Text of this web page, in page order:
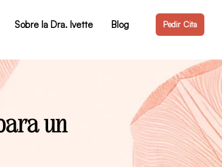
Sobre la Dra. Ivette Blog Pedir Cita
un